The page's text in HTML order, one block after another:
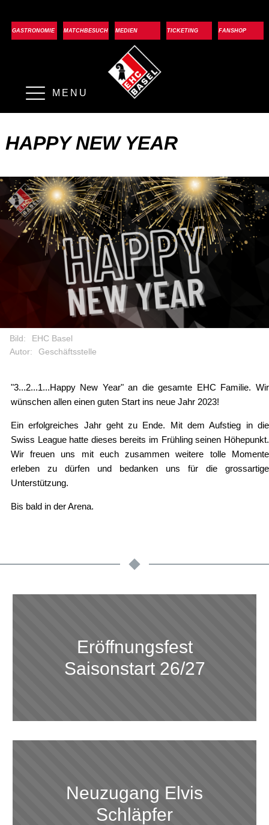
GASTRONOMIE MATCHBESUCH MEDIEN TICKETING FANSHOP
MENU
HAPPY NEW YEAR
Bild:
EHC Basel
Autor:
Geschäftsstelle
"3...2...1...Happy New Year" an die gesamte EHC Familie. Wir
wünschen allen einen guten Start ins neue Jahr 2023!
Ein erfolgreiches Jahr geht zu Ende. Mit dem Aufstieg in die
Swiss League hatte dieses bereits im Frühling seinen Höhepunkt.
Wir freuen uns mit euch zusammen weitere tolle Momente
erleben zu dürfen und bedanken uns für die grossartige
Unterstützung.
Bis bald in der Arena.
Eröffnungsfest
Saisonstart 26/27
Neuzugang Elvis
Schläpfer